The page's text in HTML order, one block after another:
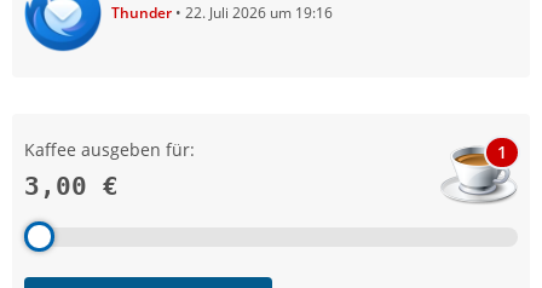
Thunder 22. Juli 2026 um 19:16
Kaffee ausgeben für:
3,00 €
1